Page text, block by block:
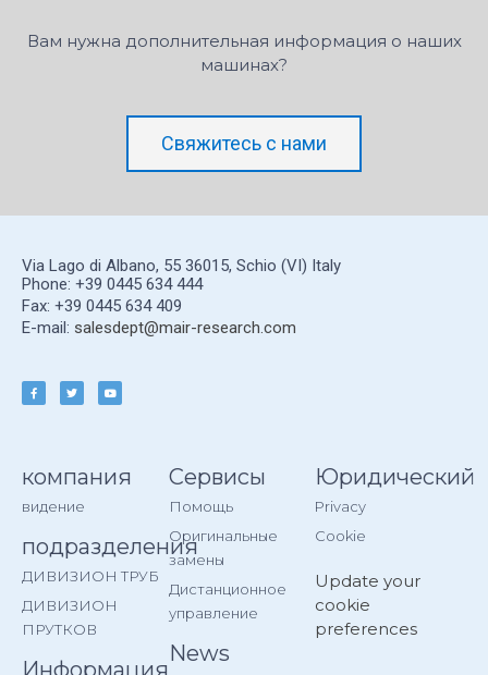
Вам нужна дополнительная информация о наших
машинах?
Свяжитесь с нами
Via Lago di Albano, 55 36015, Schio (VI) Italy
Phone: +39 0445 634 444
Fax: +39 0445 634 409
E-mail: salesdept@mair-research.com
компания
видение
подразделения
ДИВИЗИОН ТРУБ
ДИВИЗИОН
ПРУТКОВ
Сервисы
Помощь
Оригинальные
замены
Дистанционное
управление
News
Юридический
Privacy
Cookie
Update your
cookie
preferences